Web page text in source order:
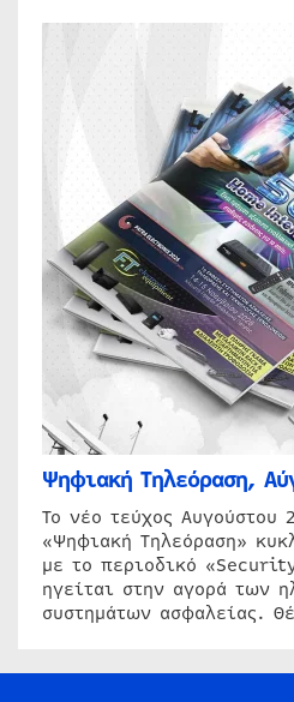
Ψηφιακή Τηλεόραση,
Το νέο τεύχος Αυγούστου
«Ψηφιακή Τηλεόραση»
με το περιοδικό
ηγείται στην αγορά των
συστημάτων ασφαλείας.